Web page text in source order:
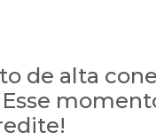
de alta